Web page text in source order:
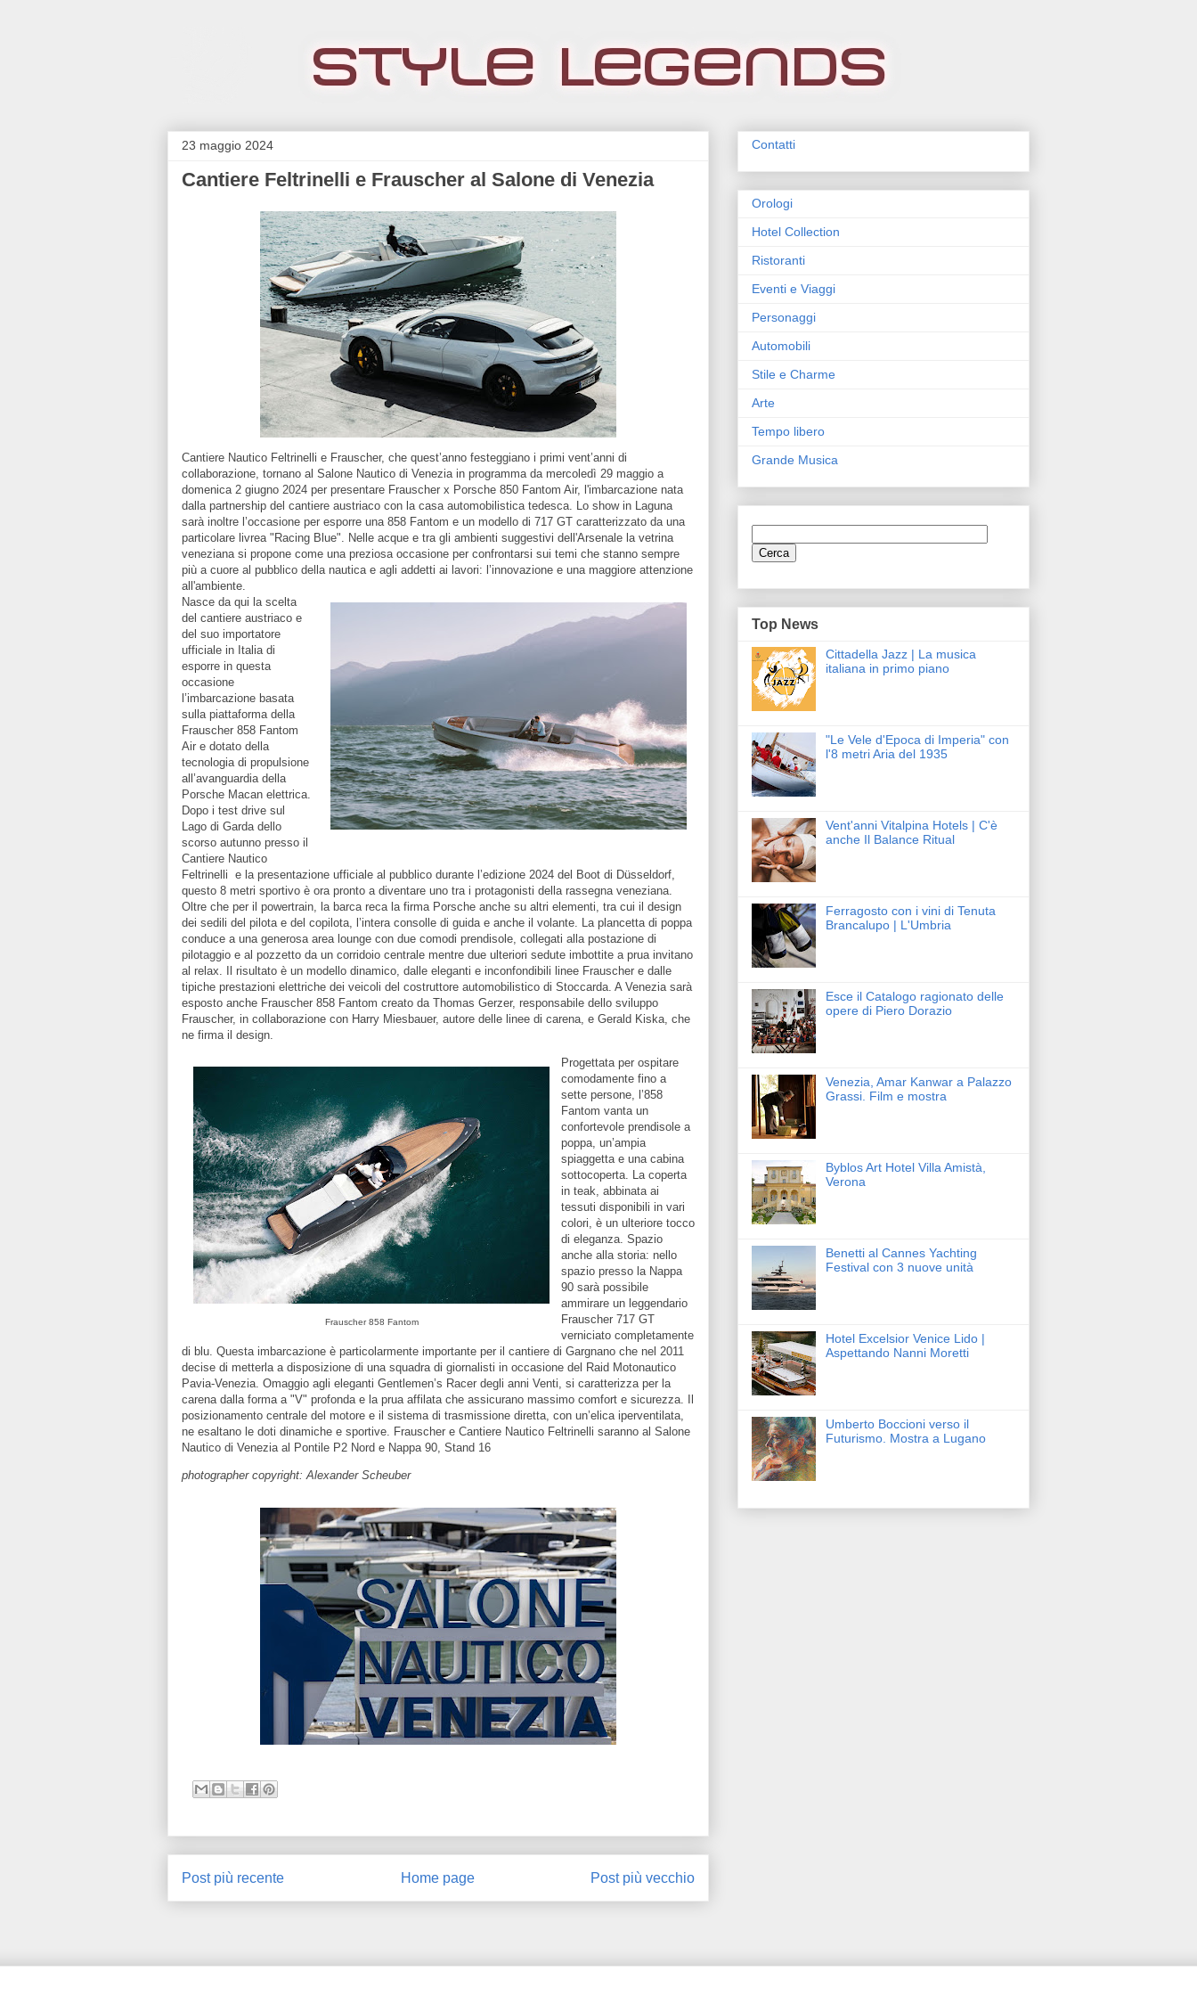
23 maggio 2024
Cantiere Feltrinelli e Frauscher al Salone di Venezia
Cantiere Nautico Feltrinelli e Frauscher, che quest’anno festeggiano i primi vent’anni di
collaborazione, tornano al Salone Nautico di Venezia in programma da mercoledì 29 maggio a
domenica 2 giugno 2024 per presentare Frauscher x Porsche 850 Fantom Air, l'imbarcazione nata
dalla partnership del cantiere austriaco con la casa automobilistica tedesca. Lo show in Laguna
sarà inoltre l’occasione per esporre una 858 Fantom e un modello di 717 GT caratterizzato da una
particolare livrea "Racing Blue". Nelle acque e tra gli ambienti suggestivi dell'Arsenale la vetrina
veneziana si propone come una preziosa occasione per confrontarsi sui temi che stanno sempre
più a cuore al pubblico della nautica e agli addetti ai lavori: l’innovazione e una maggiore attenzione
all'ambiente.
Nasce da qui la scelta
del cantiere austriaco e
del suo importatore
ufficiale in Italia di
esporre in questa
occasione
l’imbarcazione basata
sulla piattaforma della
Frauscher 858 Fantom
Air e dotato della
tecnologia di propulsione
all’avanguardia della
Porsche Macan elettrica.
Dopo i test drive sul
Lago di Garda dello
scorso autunno presso il
Cantiere Nautico
Feltrinelli e la presentazione ufficiale al pubblico durante l’edizione 2024 del Boot di Düsseldorf,
questo 8 metri sportivo è ora pronto a diventare uno tra i protagonisti della rassegna veneziana.
Oltre che per il powertrain, la barca reca la firma Porsche anche su altri elementi, tra cui il design
dei sedili del pilota e del copilota, l’intera consolle di guida e anche il volante. La plancetta di poppa
conduce a una generosa area lounge con due comodi prendisole, collegati alla postazione di
pilotaggio e al pozzetto da un corridoio centrale mentre due ulteriori sedute imbottite a prua invitano
al relax. Il risultato è un modello dinamico, dalle eleganti e inconfondibili linee Frauscher e dalle
tipiche prestazioni elettriche dei veicoli del costruttore automobilistico di Stoccarda. A Venezia sarà
esposto anche Frauscher 858 Fantom creato da Thomas Gerzer, responsabile dello sviluppo
Frauscher, in collaborazione con Harry Miesbauer, autore delle linee di carena, e Gerald Kiska, che
ne firma il design.
Frauscher 858 Fantom
Progettata per ospitare
comodamente fino a
sette persone, l’858
Fantom vanta un
confortevole prendisole a
poppa, un’ampia
spiaggetta e una cabina
sottocoperta. La coperta
in teak, abbinata ai
tessuti disponibili in vari
colori, è un ulteriore tocco
di eleganza. Spazio
anche alla storia: nello
spazio presso la Nappa
90 sarà possibile
ammirare un leggendario
Frauscher 717 GT
verniciato completamente
di blu. Questa imbarcazione è particolarmente importante per il cantiere di Gargnano che nel 2011
decise di metterla a disposizione di una squadra di giornalisti in occasione del Raid Motonautico
Pavia-Venezia. Omaggio agli eleganti Gentlemen’s Racer degli anni Venti, si caratterizza per la
carena dalla forma a "V" profonda e la prua affilata che assicurano massimo comfort e sicurezza. Il
posizionamento centrale del motore e il sistema di trasmissione diretta, con un’elica iperventilata,
ne esaltano le doti dinamiche e sportive. Frauscher e Cantiere Nautico Feltrinelli saranno al Salone
Nautico di Venezia al Pontile P2 Nord e Nappa 90, Stand 16
photographer copyright: Alexander Scheuber
Post più recente Post più vecchio
Home page
Contatti
Orologi
Hotel Collection
Ristoranti
Eventi e Viaggi
Personaggi
Automobili
Stile e Charme
Arte
Tempo libero
Grande Musica
Top News
Cittadella Jazz | La musica
italiana in primo piano
"Le Vele d'Epoca di Imperia" con
l'8 metri Aria del 1935
Vent'anni Vitalpina Hotels | C'è
anche Il Balance Ritual
Ferragosto con i vini di Tenuta
Brancalupo | L'Umbria
Esce il Catalogo ragionato delle
opere di Piero Dorazio
Venezia, Amar Kanwar a Palazzo
Grassi. Film e mostra
Byblos Art Hotel Villa Amistà,
Verona
Benetti al Cannes Yachting
Festival con 3 nuove unità
Hotel Excelsior Venice Lido |
Aspettando Nanni Moretti
Umberto Boccioni verso il
Futurismo. Mostra a Lugano